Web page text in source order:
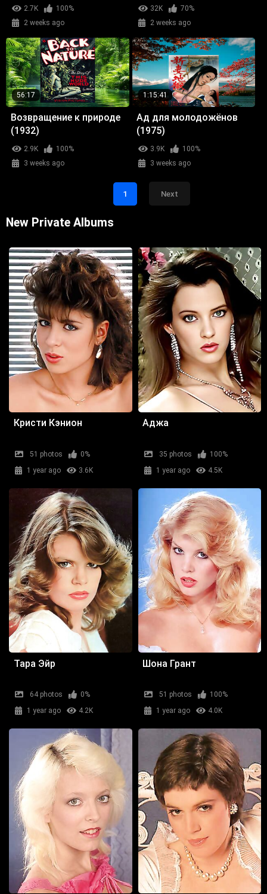
2.7K
100%
2 weeks ago
32K
70%
2 weeks ago
56:17
Возвращение к природе
(1932)
2.9K
100%
3 weeks ago
1:15:41
Ад для молодожёнов
(1975)
3.9K
100%
3 weeks ago
1 Next
New Private Albums
Кристи Кэнион
51 photos
0%
1 year ago
3.6K
Аджа
35 photos
100%
1 year ago
4.5K
Тара Эйр
64 photos
0%
1 year ago
4.2K
Шона Грант
51 photos
100%
1 year ago
4.0K